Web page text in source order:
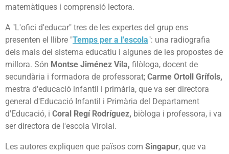
matemàtiques i comprensió lectora.
A "L'ofici d'educar" tres de les expertes del grup ens
presenten el llibre "Temps per a l'escola": una radiografia
dels mals del sistema educatiu i algunes de les propostes de
millora. Són Montse Jiménez Vila, filòloga, docent de
secundària i formadora de professorat; Carme Ortoll Grífols,
mestra d'educació infantil i primària, que va ser directora
general d'Educació Infantil i Primària del Departament
d'Educació, i Coral Regí Rodríguez, biòloga i professora, i va
ser directora de l'escola Virolai.
Les autores expliquen que països com Singapur, que va